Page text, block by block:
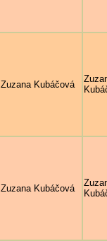
Zuzana Kubáčová
Zuzana Kubáčová